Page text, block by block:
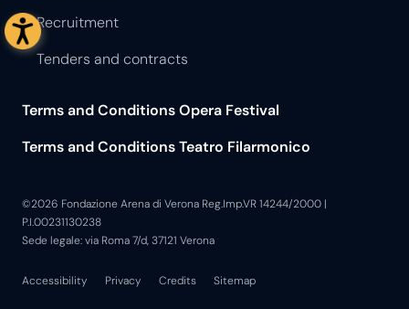
Recruitment
Tenders and contracts
Terms and Conditions Opera Festival
Terms and Conditions Teatro Filarmonico
©2026 Fondazione Arena di Verona Reg.Imp.VR 14244/2000 |
P.I.00231130238
Sede legale: via Roma 7/d, 37121 Verona
Accessibility Privacy Credits Sitemap